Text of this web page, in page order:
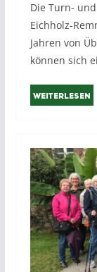
Die Turn-
Eichholz-
Jahren von
können sich
Weiterlesen